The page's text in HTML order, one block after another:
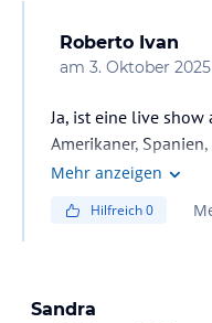
Roberto Ivan
am 3. Oktober 2025
Ja, ist eine live show
Amerikaner,
Mehr anzeigen
Hilfreich0
Sandra